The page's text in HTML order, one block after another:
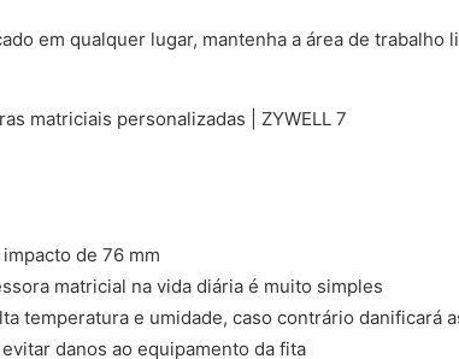
em qualquer lugar, mantenha a área de trabalho
de 76 mm
matricial na vida diária é muito simples
temperatura e umidade, caso contrário danificará
danos ao equipamento da fita